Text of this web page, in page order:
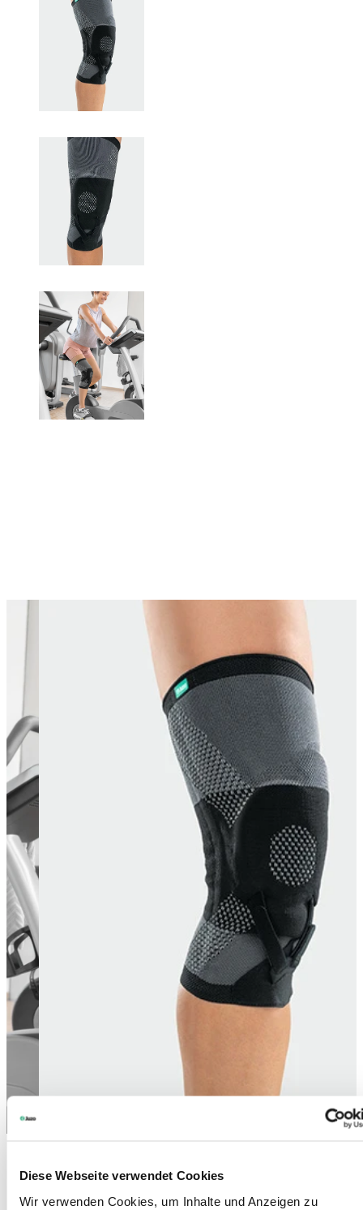
Diese Webseite verwendet Cookies
Wir verwenden Cookies, um Inhalte und Anzeigen zu
JuzoPro Patella Xtec Plus